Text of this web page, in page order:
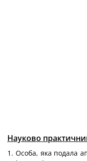
Науково
1. Особа, яка подала